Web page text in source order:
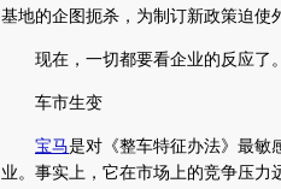
基地的企图扼杀，为制订新政策迫使
现在，一切都要看企业的反应了。
车市生变
宝马是对《整车特征办法》最敏
业。事实上，它在市场上的竞争压力